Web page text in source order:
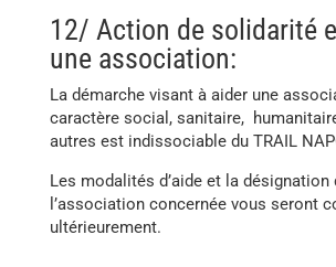
12/ Action de solidarité
une association:
La démarche visant à aider une
caractère social, sanitaire,
autres est indissociable du TRAIL
Les modalités d’aide et la désignation
l’association concernée vous seront
ultérieurement.